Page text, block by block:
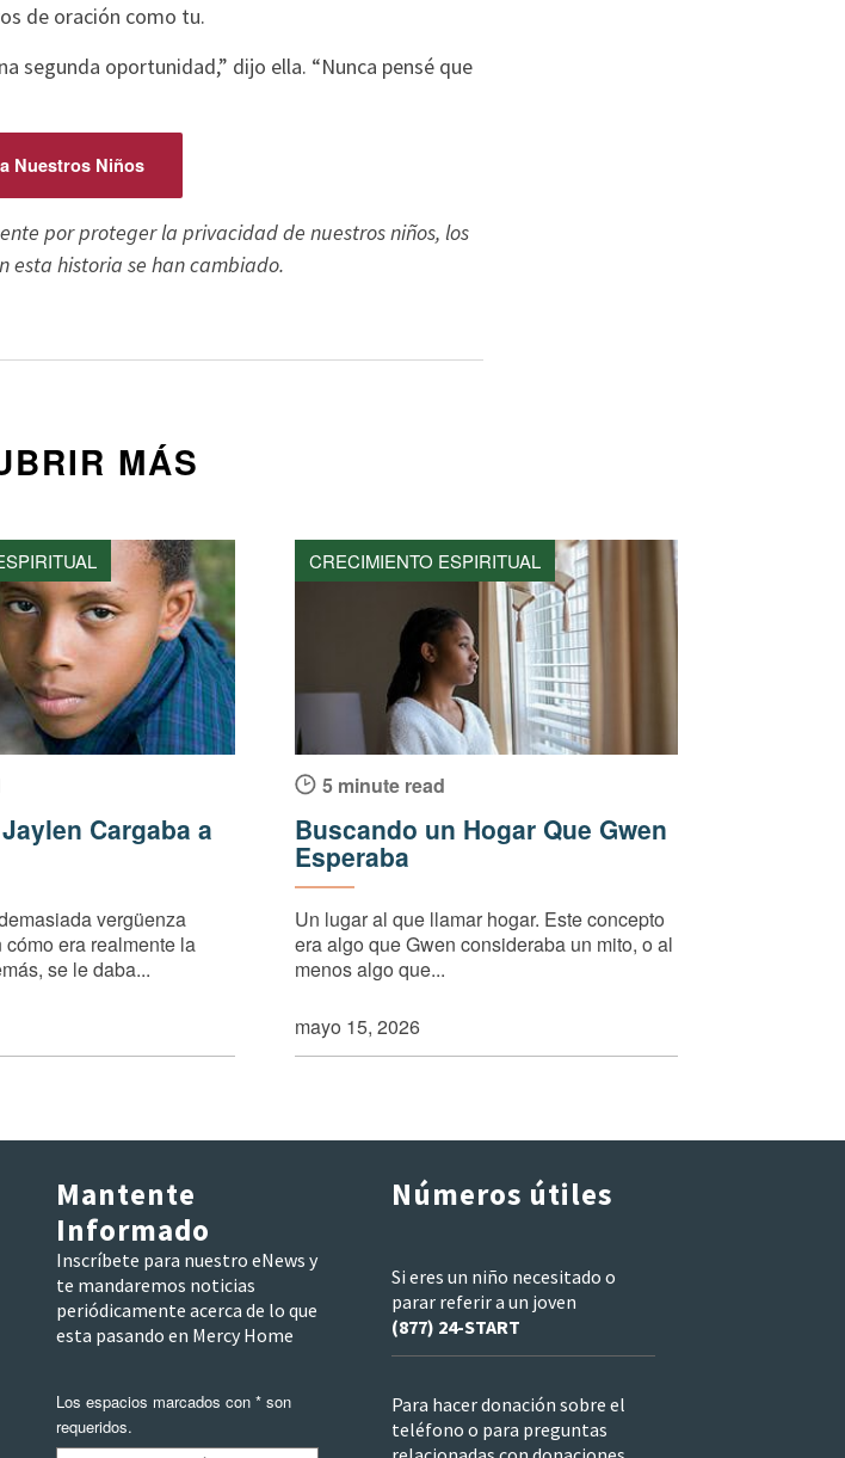
de oración como tu.
segunda oportunidad,” dijo ella. “Nunca pensé que
Nuestros Niños
por proteger la privacidad de nuestros niños, los
esta historia se han cambiado.
MÁS
Cargaba a
vergüenza
era realmente la
se le daba...
CRECIMIENTO ESPIRITUAL
5 minute read
Buscando un Hogar Que Gwen
Esperaba
Un lugar al que llamar hogar. Este concepto
era algo que Gwen consideraba un mito, o al
menos algo que...
mayo 15, 2026
Mantente
Informado
Inscríbete para nuestro eNews y
te mandaremos noticias
periódicamente acerca de lo que
esta pasando en Mercy Home
Los espacios marcados con * son
requeridos.
Números útiles
Si eres un niño necesitado o
parar referir a un joven
(877) 24-START
Para hacer donación sobre el
teléfono o para preguntas